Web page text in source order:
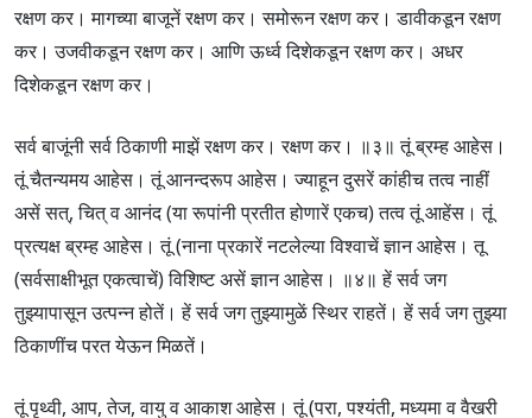
रक्षण कर। मागच्या बाजूनें रक्षण कर। समोरून रक्षण कर। डावीकडून रक्षण
कर। उजवीकडून रक्षण कर। आणि ऊर्ध्व दिशेकडून रक्षण कर। अधर
दिशेकडून रक्षण कर।
सर्व बाजूंनी सर्व ठिकाणी माझें रक्षण कर। रक्षण कर। ॥३॥ तूं ब्रम्ह आहेस।
तूं चैतन्यमय आहेस। तूं आनन्दरूप आहेस। ज्याहून दुसरें कांहीच तत्व नाहीं
असें सत्, चित् व आनंद (या रूपांनी प्रतीत होणारें एकच) तत्व तूं आहेंस। तूं
प्रत्यक्ष ब्रम्ह आहेस। तूं (नाना प्रकारें नटलेल्या विश्वाचें ज्ञान आहेस। तू
(सर्वसाक्षीभूत एकत्वाचें) विशिष्ट असें ज्ञान आहेस। ॥४॥ हें सर्व जग
तुझ्यापासून उत्पन्न होतें। हें सर्व जग तुझ्यामुळें स्थिर राहतें। हें सर्व जग तुझ्या
ठिकाणींच परत येऊन मिळतें।
तूं पृथ्वी, आप, तेज, वायु व आकाश आहेस। तूं (परा, पश्यंती, मध्यमा व वैखरी